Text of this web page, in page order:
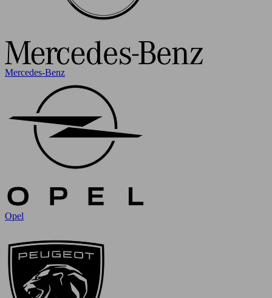
Mercedes-Benz
Opel